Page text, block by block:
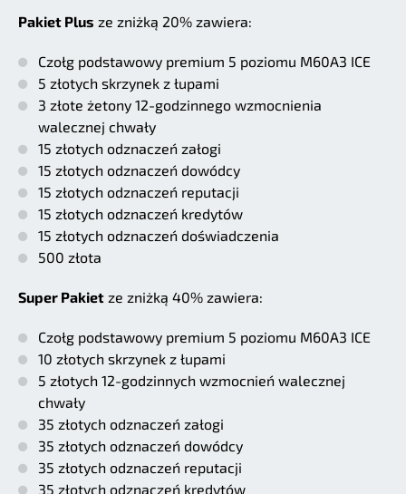
Pakiet Plus ze zniżką 20% zawiera:
Czołg podstawowy premium 5 poziomu M60A3 ICE
5 złotych skrzynek z łupami
3 złote żetony 12-godzinnego wzmocnienia
walecznej chwały
15 złotych odznaczeń załogi
15 złotych odznaczeń dowódcy
15 złotych odznaczeń reputacji
15 złotych odznaczeń kredytów
15 złotych odznaczeń doświadczenia
500 złota
Super Pakiet ze zniżką 40% zawiera:
Czołg podstawowy premium 5 poziomu M60A3 ICE
10 złotych skrzynek z łupami
5 złotych 12-godzinnych wzmocnień walecznej
chwały
35 złotych odznaczeń załogi
35 złotych odznaczeń dowódcy
35 złotych odznaczeń reputacji
35 złotych odznaczeń kredytów